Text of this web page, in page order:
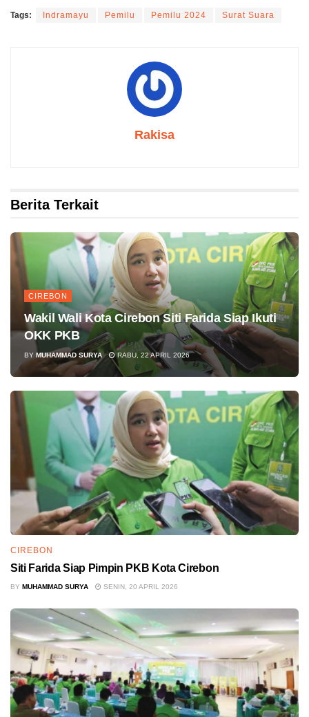
Tags: Indramayu Pemilu Pemilu 2024 Surat Suara
Rakisa
Berita Terkait
CIREBON
Wakil Wali Kota Cirebon Siti Farida Siap Ikuti
OKK PKB
BY MUHAMMAD SURYA RABU, 22 APRIL 2026
CIREBON
Siti Farida Siap Pimpin PKB Kota Cirebon
BY MUHAMMAD SURYA SENIN, 20 APRIL 2026